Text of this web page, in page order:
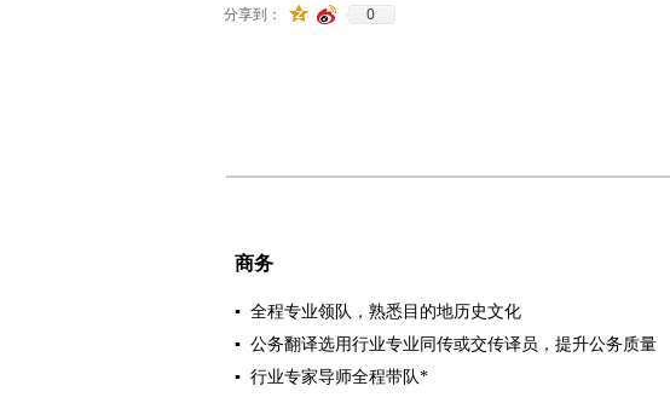
分享到： 0
商务
▪ 全程专业领队，熟悉目的地历史文化
▪ 公务翻译选用行业专业同传或交传译员，提升公务质量
▪ 行业专家导师全程带队*